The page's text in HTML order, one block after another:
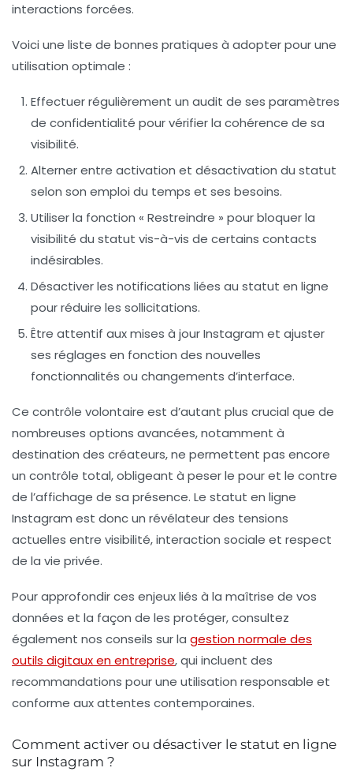
interactions forcées.
Voici une liste de bonnes pratiques à adopter pour une
utilisation optimale :
Effectuer régulièrement un audit de ses paramètres
de confidentialité pour vérifier la cohérence de sa
visibilité.
Alterner entre activation et désactivation du statut
selon son emploi du temps et ses besoins.
Utiliser la fonction « Restreindre » pour bloquer la
visibilité du statut vis-à-vis de certains contacts
indésirables.
Désactiver les notifications liées au statut en ligne
pour réduire les sollicitations.
Être attentif aux mises à jour Instagram et ajuster
ses réglages en fonction des nouvelles
fonctionnalités ou changements d’interface.
Ce contrôle volontaire est d’autant plus crucial que de
nombreuses options avancées, notamment à
destination des créateurs, ne permettent pas encore
un contrôle total, obligeant à peser le pour et le contre
de l’affichage de sa présence. Le statut en ligne
Instagram est donc un révélateur des tensions
actuelles entre visibilité, interaction sociale et respect
de la vie privée.
Pour approfondir ces enjeux liés à la maîtrise de vos
données et la façon de les protéger, consultez
également nos conseils sur la gestion normale des
outils digitaux en entreprise, qui incluent des
recommandations pour une utilisation responsable et
conforme aux attentes contemporaines.
Comment activer ou désactiver le statut en ligne
sur Instagram ?